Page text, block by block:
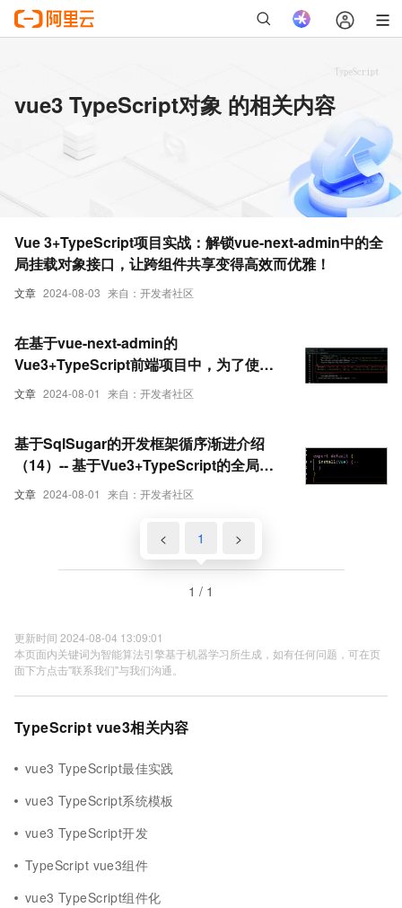
vue3 TypeScript对象 的相关内容
文章 2024-08-03 来自：开发者社区
Vue 3+TypeScript项目实战：解锁vue-next-admin中的全
局挂载对象接口，让跨组件共享变得高效而优雅！
文章 2024-08-01 来自：开发者社区
在基于vue-next-admin的
Vue3+TypeScript前端项目中，为了使用
方便全局挂载对象接口
文章 2024-08-01 来自：开发者社区
基于SqlSugar的开发框架循序渐进介绍
（14）-- 基于Vue3+TypeScript的全局对
象的注入和使用
< 1 >
1 / 1
更新时间 2024-08-04 13:09:01
本页面内关键词为智能算法引擎基于机器学习所生成，如有任何问题，可在页
面下方点击"联系我们"与我们沟通。
TypeScript vue3相关内容
vue3 TypeScript最佳实践
vue3 TypeScript系统模板
vue3 TypeScript开发
TypeScript vue3组件
vue3 TypeScript组件化